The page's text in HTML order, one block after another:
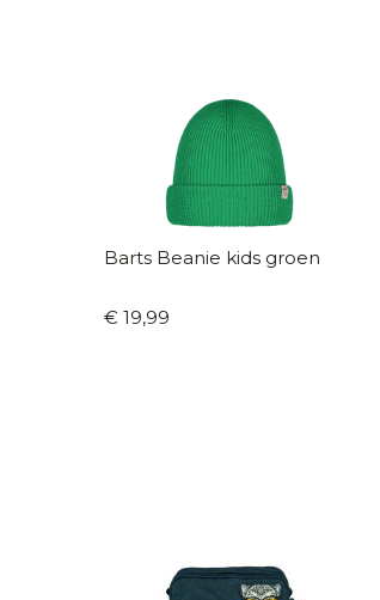
Barts Beanie kids groen
€ 19,99